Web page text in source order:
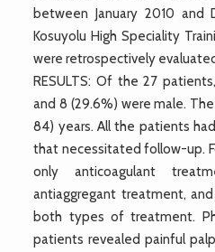
between January 2010 and
Kosuyolu High Speciality
were retrospectively
RESULTS: Of the 27
and 8 (29.6%) were male.
84) years. All the patients
that necessitated follow-up.
only anticoagulant
antiaggregant treatment,
both types of treatment.
patients revealed painful